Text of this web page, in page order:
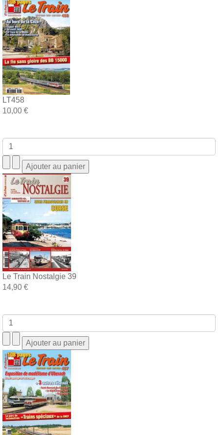
LT458
10,00 €
Le Train Nostalgie 39
14,90 €